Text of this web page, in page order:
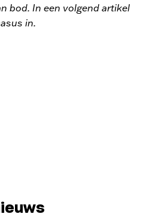
bod. In een volgend artikel
in.